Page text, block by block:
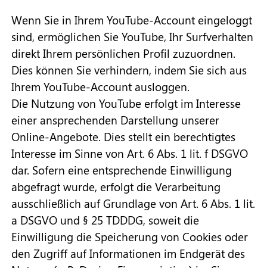
Wenn Sie in Ihrem YouTube-Account eingeloggt
sind, ermöglichen Sie YouTube, Ihr Surfverhalten
direkt Ihrem persönlichen Profil zuzuordnen.
Dies können Sie verhindern, indem Sie sich aus
Ihrem YouTube-Account ausloggen.
Die Nutzung von YouTube erfolgt im Interesse
einer ansprechenden Darstellung unserer
Online-Angebote. Dies stellt ein berechtigtes
Interesse im Sinne von Art. 6 Abs. 1 lit. f DSGVO
dar. Sofern eine entsprechende Einwilligung
abgefragt wurde, erfolgt die Verarbeitung
ausschließlich auf Grundlage von Art. 6 Abs. 1 lit.
a DSGVO und § 25 TDDDG, soweit die
Einwilligung die Speicherung von Cookies oder
den Zugriff auf Informationen im Endgerät des